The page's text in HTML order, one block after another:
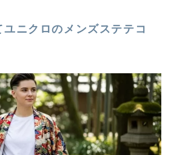
ニクロのメンズステテコ